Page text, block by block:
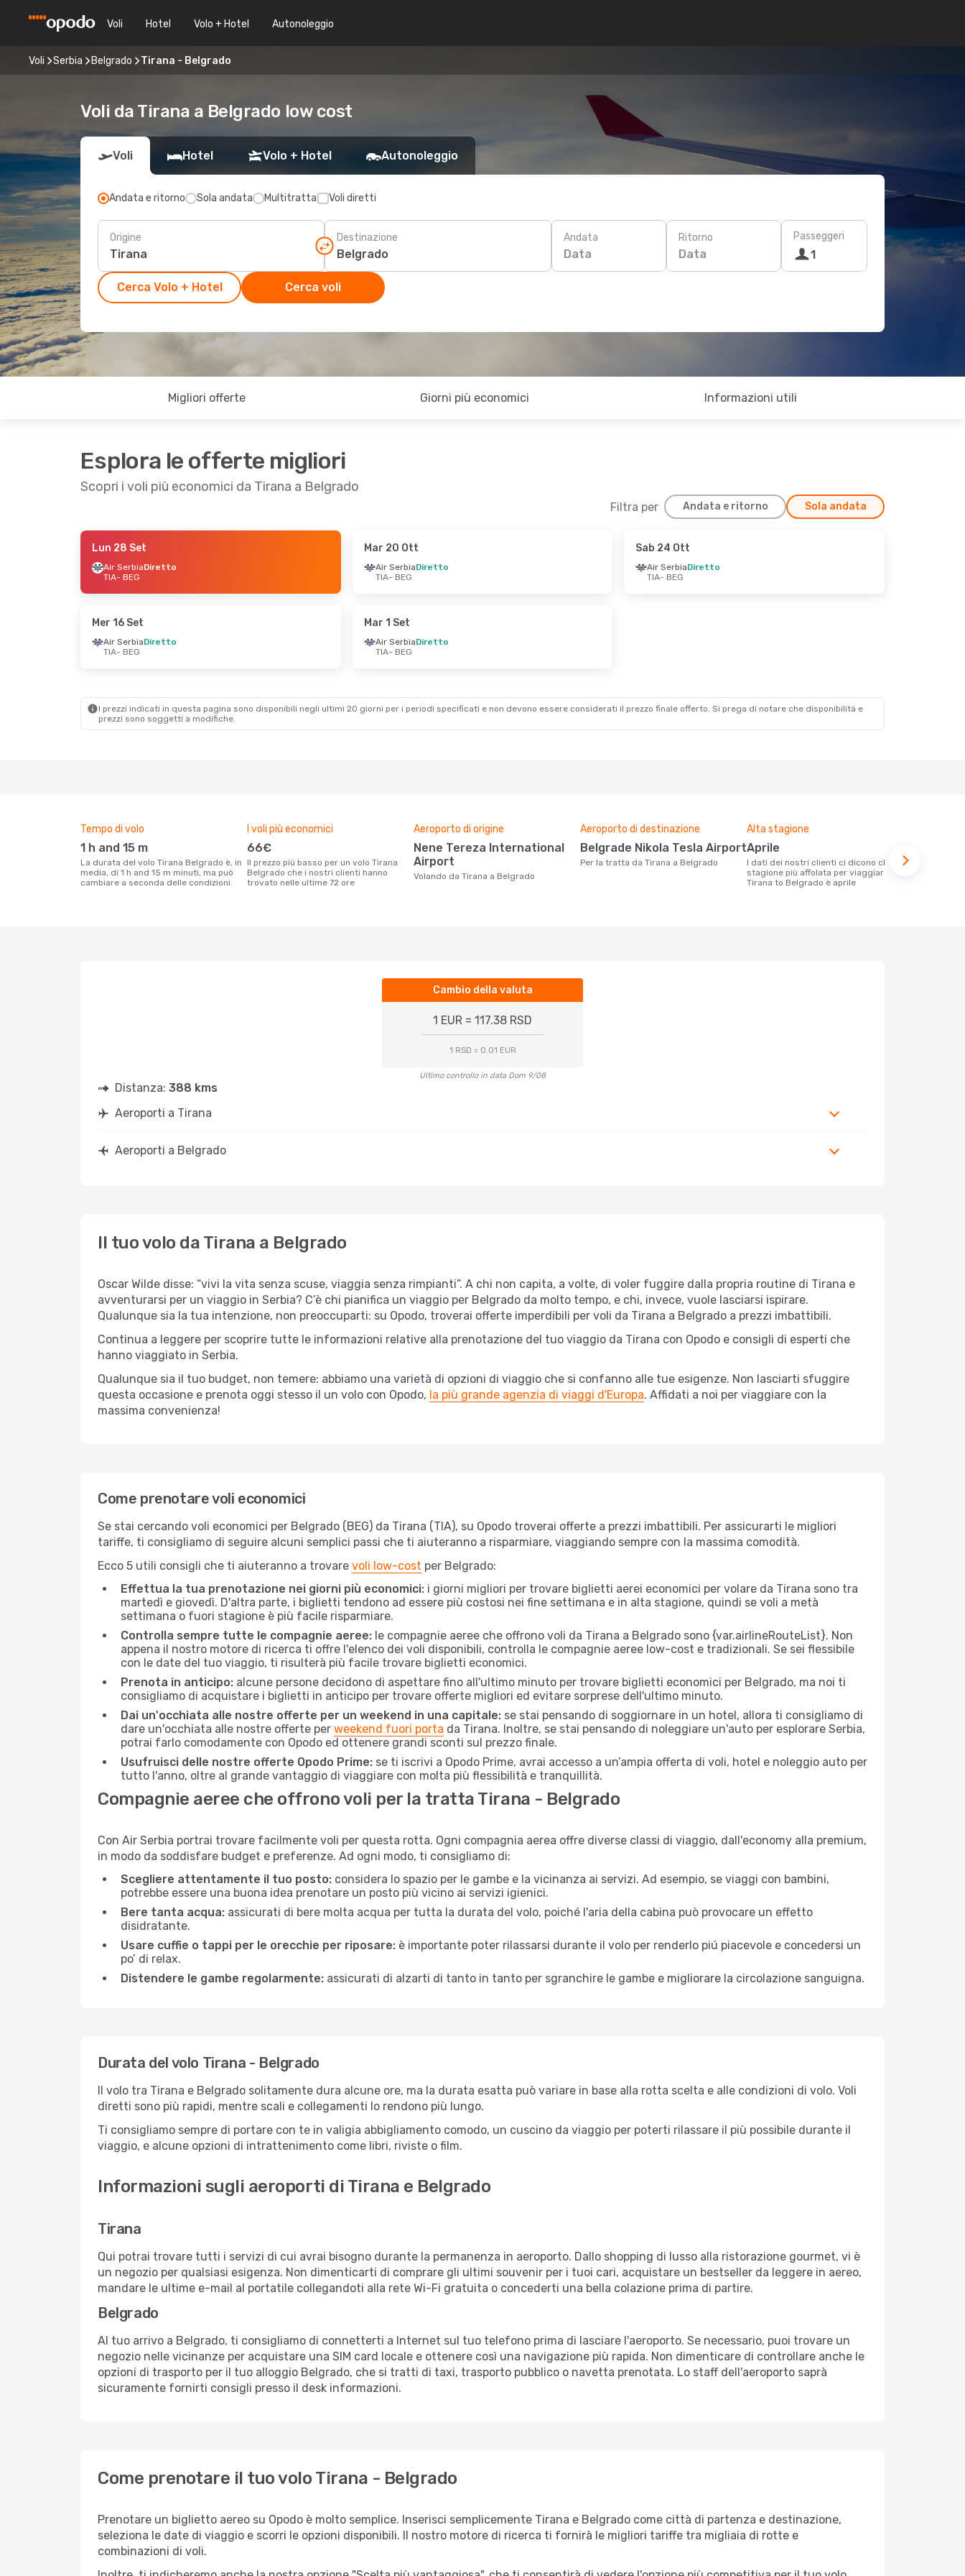
Voli Hotel Volo + Hotel Autonoleggio
Voli Serbia Belgrado Tirana - Belgrado
Voli da Tirana a Belgrado low cost
Voli Hotel Volo + Hotel Autonoleggio
Andata e ritorno Sola andata Multitratta Voli diretti
Origine Destinazione Andata
Data
Ritorno
Data
Passeggeri
1
Cerca Volo + Hotel Cerca voli
Migliori offerte Giorni più economici Informazioni utili
Esplora le offerte migliori
Scopri i voli più economici da Tirana a Belgrado
Filtra per Andata e ritorno Sola andata
- Dom 20 Set
- Mer 2 Set
Lun 28 Set
Air SerbiaDiretto
TIA- BEG
Mar 20 Ott
Air SerbiaDiretto
TIA- BEG
Sab 24 Ott
Air SerbiaDiretto
TIA- BEG
Mer 16 Set
Air SerbiaDiretto
TIA- BEG
Mar 1 Set
Air SerbiaDiretto
TIA- BEG
I prezzi indicati in questa pagina sono disponibili negli ultimi 20 giorni per i periodi specificati e non devono essere considerati il ​​prezzo finale offerto. Si prega di notare che disponibilità e
prezzi sono soggetti a modifiche.
Tempo di volo
1 h and 15 m
La durata del volo Tirana Belgrado è, in
media, di 1 h and 15 m minuti, ma può
cambiare a seconda delle condizioni.
I voli più economici
66€
Il prezzo più basso per un volo Tirana
Belgrado che i nostri clienti hanno
trovato nelle ultime 72 ore
Aeroporto di origine
Nene Tereza International
Airport
Volando da Tirana a Belgrado
Aeroporto di destinazione
Belgrade Nikola Tesla Airport
Per la tratta da Tirana a Belgrado
Alta stagione
aprile
I dati dei nostri clienti ci dicono che la
stagione più affolata per viaggiare da
Tirana to Belgrado è aprile
Cambio della valuta
1 EUR = 117.38 RSD
1 RSD = 0.01 EUR
Ultimo controllo in data Dom 9/08
Distanza: 388 kms
Aeroporti a Tirana
Aeroporti a Belgrado
Il tuo volo da Tirana a Belgrado
Oscar Wilde disse: “vivi la vita senza scuse, viaggia senza rimpianti”. A chi non capita, a volte, di voler fuggire dalla propria routine di Tirana e
avventurarsi per un viaggio in Serbia? C’è chi pianifica un viaggio per Belgrado da molto tempo, e chi, invece, vuole lasciarsi ispirare.
Qualunque sia la tua intenzione, non preoccuparti: su Opodo, troverai offerte imperdibili per voli da Tirana a Belgrado a prezzi imbattibili.
Continua a leggere per scoprire tutte le informazioni relative alla prenotazione del tuo viaggio da Tirana con Opodo e consigli di esperti che
hanno viaggiato in Serbia.
Qualunque sia il tuo budget, non temere: abbiamo una varietà di opzioni di viaggio che si confanno alle tue esigenze. Non lasciarti sfuggire
questa occasione e prenota oggi stesso il un volo con Opodo, la più grande agenzia di viaggi d'Europa. Affidati a noi per viaggiare con la
massima convenienza!
Come prenotare voli economici
Se stai cercando voli economici per Belgrado (BEG) da Tirana (TIA), su Opodo troverai offerte a prezzi imbattibili. Per assicurarti le migliori
tariffe, ti consigliamo di seguire alcuni semplici passi che ti aiuteranno a risparmiare, viaggiando sempre con la massima comodità.
Ecco 5 utili consigli che ti aiuteranno a trovare voli low-cost per Belgrado:
Effettua la tua prenotazione nei giorni più economici: i giorni migliori per trovare biglietti aerei economici per volare da Tirana sono tra
martedì e giovedì. D'altra parte, i biglietti tendono ad essere più costosi nei fine settimana e in alta stagione, quindi se voli a metà
settimana o fuori stagione è più facile risparmiare.
Controlla sempre tutte le compagnie aeree: le compagnie aeree che offrono voli da Tirana a Belgrado sono {​var.airlineRouteList}. Non
appena il nostro motore di ricerca ti offre l'elenco dei voli disponibili, controlla le compagnie aeree low-cost e tradizionali. Se sei flessibile
con le date del tuo viaggio, ti risulterà più facile trovare biglietti economici.
Prenota in anticipo: alcune persone decidono di aspettare fino all'ultimo minuto per trovare biglietti economici per Belgrado, ma noi ti
consigliamo di acquistare i biglietti in anticipo per trovare offerte migliori ed evitare sorprese dell'ultimo minuto.
Dai un'occhiata alle nostre offerte per un weekend in una capitale: se stai pensando di soggiornare in un hotel, allora ti consigliamo di
dare un'occhiata alle nostre offerte per weekend fuori porta da Tirana. Inoltre, se stai pensando di noleggiare un'auto per esplorare Serbia,
potrai farlo comodamente con Opodo ed ottenere grandi sconti sul prezzo finale.
Usufruisci delle nostre offerte Opodo Prime: se ti iscrivi a Opodo Prime, avrai accesso a un’ampia offerta di voli, hotel e noleggio auto per
tutto l'anno, oltre al grande vantaggio di viaggiare con molta più flessibilità e tranquillità.
Compagnie aeree che offrono voli per la tratta Tirana - Belgrado
Con Air Serbia portrai trovare facilmente voli per questa rotta. Ogni compagnia aerea offre diverse classi di viaggio, dall'economy alla premium,
in modo da soddisfare budget e preferenze. Ad ogni modo, ti consigliamo di:
Scegliere attentamente il tuo posto: considera lo spazio per le gambe e la vicinanza ai servizi. Ad esempio, se viaggi con bambini,
potrebbe essere una buona idea prenotare un posto più vicino ai servizi igienici.
Bere tanta acqua: assicurati di bere molta acqua per tutta la durata del volo, poiché l'aria della cabina può provocare un effetto
disidratante.
Usare cuffie o tappi per le orecchie per riposare: è importante poter rilassarsi durante il volo per renderlo piú piacevole e concedersi un
po’ di relax.
Distendere le gambe regolarmente: assicurati di alzarti di tanto in tanto per sgranchire le gambe e migliorare la circolazione sanguigna.
Durata del volo Tirana - Belgrado
Il volo tra Tirana e Belgrado solitamente dura alcune ore, ma la durata esatta può variare in base alla rotta scelta e alle condizioni di volo. Voli
diretti sono più rapidi, mentre scali e collegamenti lo rendono più lungo.
Ti consigliamo sempre di portare con te in valigia abbigliamento comodo, un cuscino da viaggio per poterti rilassare il più possibile durante il
viaggio, e alcune opzioni di intrattenimento come libri, riviste o film.
Informazioni sugli aeroporti di Tirana e Belgrado
Tirana
Qui potrai trovare tutti i servizi di cui avrai bisogno durante la permanenza in aeroporto. Dallo shopping di lusso alla ristorazione gourmet, vi è
un negozio per qualsiasi esigenza. Non dimenticarti di comprare gli ultimi souvenir per i tuoi cari, acquistare un bestseller da leggere in aereo,
mandare le ultime e-mail al portatile collegandoti alla rete Wi-Fi gratuita o concederti una bella colazione prima di partire.
Belgrado
Al tuo arrivo a Belgrado, ti consigliamo di connetterti a Internet sul tuo telefono prima di lasciare l'aeroporto. Se necessario, puoi trovare un
negozio nelle vicinanze per acquistare una SIM card locale e ottenere così una navigazione più rapida. Non dimenticare di controllare anche le
opzioni di trasporto per il tuo alloggio Belgrado, che si tratti di taxi, trasporto pubblico o navetta prenotata. Lo staff dell'aeroporto saprà
sicuramente fornirti consigli presso il desk informazioni.
Come prenotare il tuo volo Tirana - Belgrado
Prenotare un biglietto aereo su Opodo è molto semplice. Inserisci semplicemente Tirana e Belgrado come città di partenza e destinazione,
seleziona le date di viaggio e scorri le opzioni disponibili. Il nostro motore di ricerca ti fornirà le migliori tariffe tra migliaia di rotte e
combinazioni di voli.